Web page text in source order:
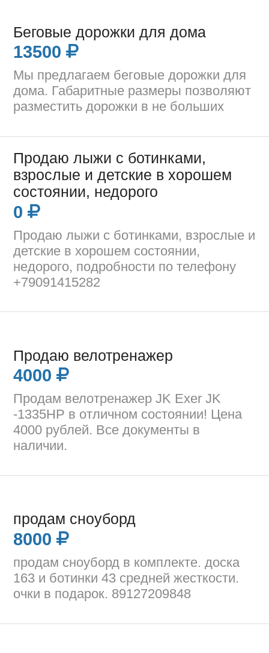
Беговые дорожки для дома
13500
Мы предлагаем беговые дорожки для
дома. Габаритные размеры позволяют
разместить дорожки в не больших
Продаю лыжи с ботинками,
взрослые и детские в хорошем
состоянии, недорого
0
Продаю лыжи с ботинками, взрослые и
детские в хорошем состоянии,
недорого, подробности по телефону
+79091415282
Продаю велотренажер
4000
Продам велотренажер JK Exer JK
-1335HP в отличном состоянии! Цена
4000 рублей. Все документы в
наличии.
продам сноуборд
8000
продам сноуборд в комплекте. доска
163 и ботинки 43 средней жесткости.
очки в подарок. 89127209848